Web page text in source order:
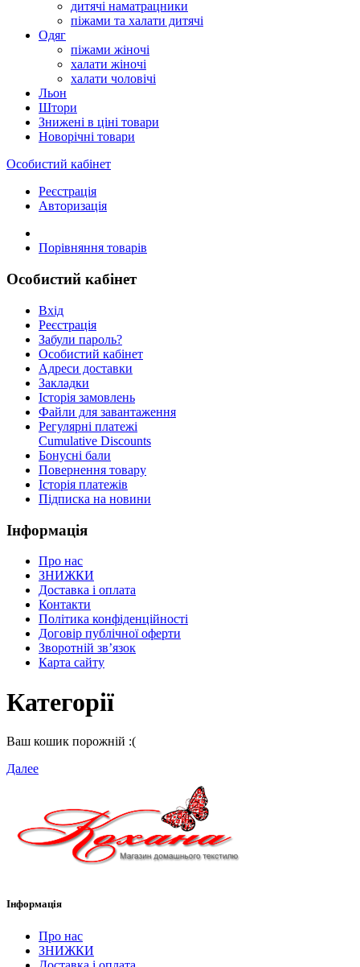
дитячі наматрацники
піжами та халати дитячі
Одяг
піжами жіночі
халати жіночі
халати чоловічі
Льон
Штори
Знижені в ціні товари
Новорічні товари
Особистий кабінет
Реєстрація
Авторизація
Порівняння товарів
Особистий кабінет
Вхід
Реєстрація
Забули пароль?
Особистий кабінет
Адреси доставки
Закладки
Історія замовлень
Файли для завантаження
Регулярні платежі
Cumulative Discounts
Бонусні бали
Повернення товару
Історія платежів
Підписка на новини
Інформація
Про нас
ЗНИЖКИ
Доставка і оплата
Контакти
Політика конфіденційності
Договір публічної оферти
Зворотній зв’язок
Карта сайту
Категорії
Ваш кошик порожній :(
Далее
Інформація
Про нас
ЗНИЖКИ